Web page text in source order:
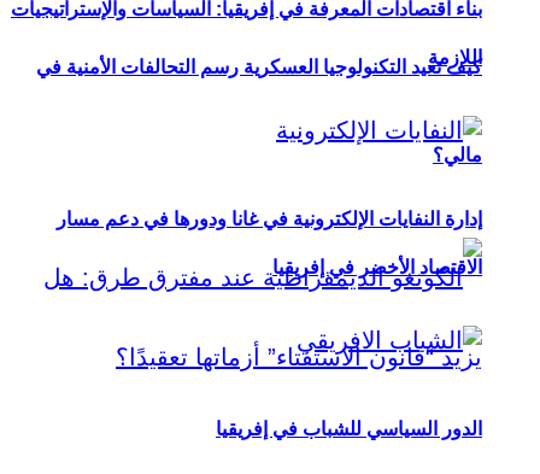
كيف تعيد التكنولوجيا العسكرية رسم التحالفات الأمنية في
مالي؟
بناء اقتصادات المعرفة في إفريقيا: السياسات والإستراتيجيات
اللازمة
إدارة النفايات الإلكترونية في غانا ودورها في دعم مسار
الاقتصاد الأخضر في إفريقيا
الدور السياسي للشباب في إفريقيا